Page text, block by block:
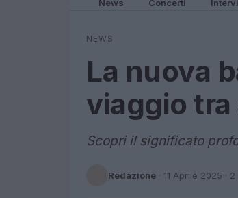
News Concerti
NEWS
La nuova
viaggio
Scopri il significato
Redazione · 11 Aprile 2025 ·